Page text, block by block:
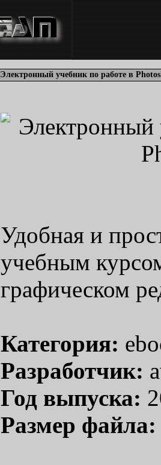
Электронный учебник по работе в
Удобная и
учебным
графическом
Категория:
Разработчик:
Год выпуска:
Размер файла: